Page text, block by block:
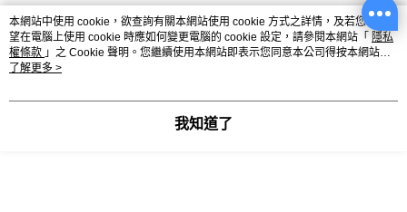
商品相關分類 (4)
甜酷休閒 甜酷休閒外套
本網站中使用 cookie，欲查詢有關本網站使用 cookie 方式之詳情，及若您不希
望在電腦上使用 cookie 時應如何變更電腦的 cookie 設定，請參閱本網站「 隱私
權條款 」之 Cookie 聲明。您繼續使用本網站即表示您同意本公司得按本網站使
用條款之 Cookie 聲明使用 cookie。
了解更多 >
我知道了